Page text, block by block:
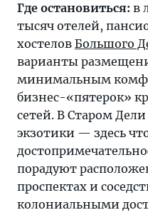
Где остановиться: в
тысяч отелей,
хостелов Большого
варианты
минимальным
бизнес-«пятерок»
сетей. В Старом
экзотики — здесь
порадуют
проспектах и
колониальными